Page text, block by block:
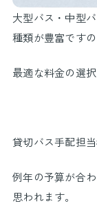
大型バス・中型
種類が豊富ですの
最適な料金の選択
貸切バス手配担
例年の予算が合
思われます。